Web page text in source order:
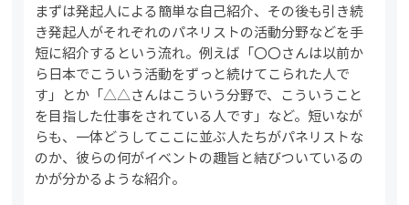
まずは発起人による簡単な自己紹介、その後も引き続
き発起人がそれぞれのパネリストの活動分野などを手
短に紹介するという流れ。例えば「〇〇さんは以前か
ら日本でこういう活動をずっと続けてこられた人で
す」とか「△△さんはこういう分野で、こういうこと
を目指した仕事をされている人です」など。短いなが
らも、一体どうしてここに並ぶ人たちがパネリストな
のか、彼らの何がイベントの趣旨と結びついているの
かが分かるような紹介。